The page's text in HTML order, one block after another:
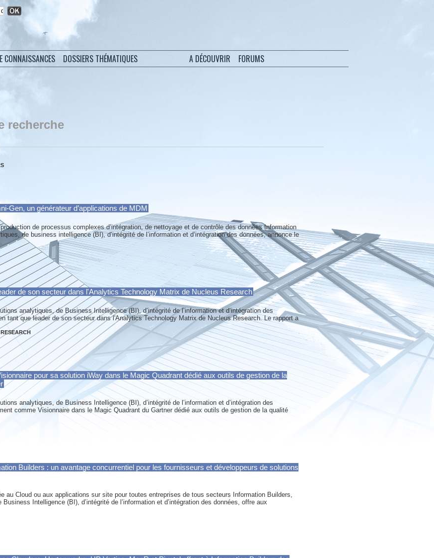
CONNAISSANCES DOSSIERS THÉMATIQUES A DÉCOUVRIR FORUMS
recherche
Gen, un générateur d’applications de MDM
de processus complexes d’intégration, de nettoyage et de contrôle des données Information
de business intelligence (BI), d’intégrité de l’information et d’intégration des données, annonce le
de son secteur dans l'Analytics Technology Matrix de Nucleus Research
analytiques, de Business Intelligence (BI), d’intégrité de l’information et d’intégration des
tant que leader de son secteur dans l'Analytics Technology Matrix de Nucleus Research. Le rapport a
pour sa solution iWay dans le Magic Quadrant dédié aux outils de gestion de la
analytiques, de Business Intelligence (BI), d’intégrité de l’information et d’intégration des
comme Visionnaire dans le Magic Quadrant du Gartner dédié aux outils de gestion de la qualité
Builders : un avantage concurrentiel pour les fournisseurs et développeurs de solutions
au Cloud ou aux applications sur site pour toutes entreprises de tous secteurs Information Builders,
Intelligence (BI), d’intégrité de l’information et d’intégration des données, offre aux